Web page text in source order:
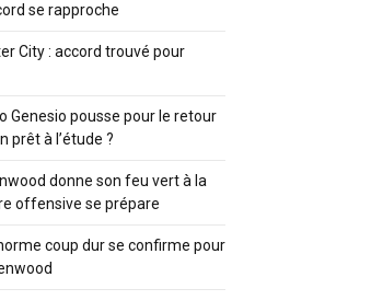
se rapproche
City : accord trouvé pour
Genesio pousse pour le retour
prêt à l’étude ?
donne son feu vert à la
offensive se prépare
coup dur se confirme pour